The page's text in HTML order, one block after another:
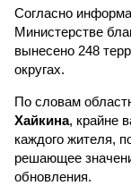
Согласно
Министерстве
вынесено 248
округах.
По словам
Хайкина, крайне
каждого жителя,
решающее
обновления.